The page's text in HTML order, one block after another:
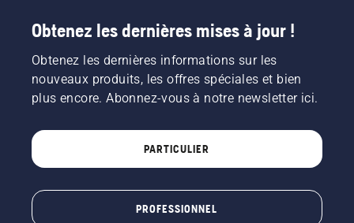
Obtenez les dernières mises à jour !
Obtenez les dernières informations sur les
nouveaux produits, les offres spéciales et bien
plus encore. Abonnez-vous à notre newsletter ici.
PARTICULIER
PROFESSIONNEL